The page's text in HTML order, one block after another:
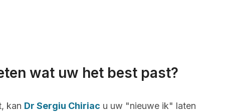
wat uw het best past?
kan Dr Sergiu Chiriac u uw "nieuwe ik" laten